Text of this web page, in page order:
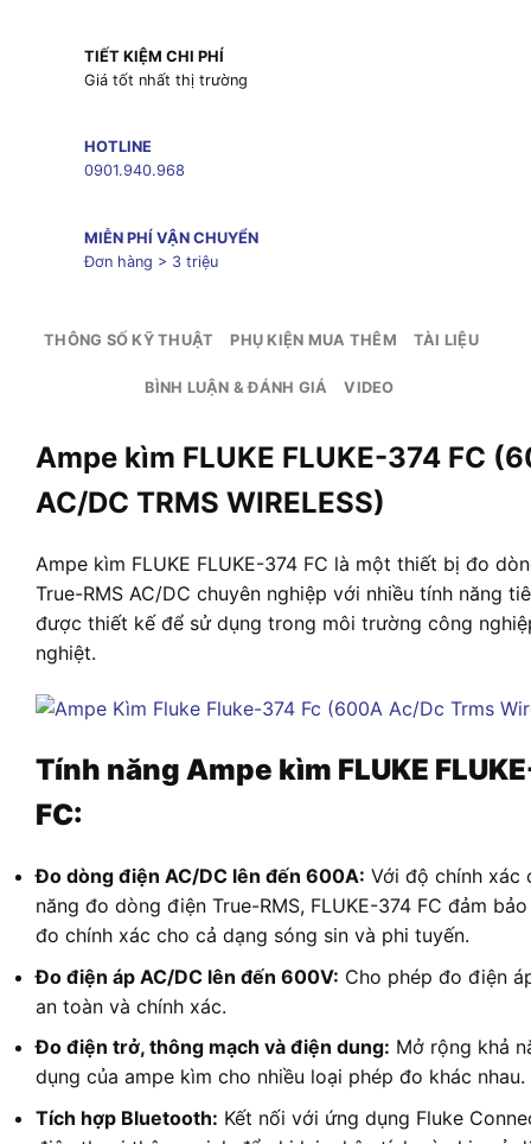
TIẾT KIỆM CHI PHÍ
Giá tốt nhất thị trường
HOTLINE
0901.940.968
MIỄN PHÍ VẬN CHUYỂN
Đơn hàng > 3 triệu
THÔNG SỐ KỸ THUẬT PHỤ KIỆN MUA THÊM TÀI LIỆU
BÌNH LUẬN & ĐÁNH GIÁ VIDEO
Ampe kìm FLUKE FLUKE-374 FC
AC/DC TRMS WIRELESS)
Ampe kìm FLUKE FLUKE-374 FC là một thiết bị đo
True-RMS AC/DC chuyên nghiệp với nhiều tính năng
được thiết kế để sử dụng trong môi trường công
nghiệt.
Tính năng Ampe kìm FLUKE
FC:
Đo dòng điện AC/DC lên đến 600A: Với độ chính xác
năng đo dòng điện True-RMS, FLUKE-374 FC đảm
đo chính xác cho cả dạng sóng sin và phi tuyến.
Đo điện áp AC/DC lên đến 600V: Cho phép đo điện
an toàn và chính xác.
Đo điện trở, thông mạch và điện dung: Mở rộng khả
dụng của ampe kìm cho nhiều loại phép đo khác nhau.
Tích hợp Bluetooth: Kết nối với ứng dụng Fluke